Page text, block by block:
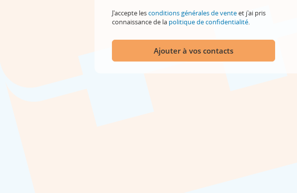
J'accepte lesconditions générales de venteet j'ai pris
connaissance de la politique de confidentialité.
Ajouter à vos contacts